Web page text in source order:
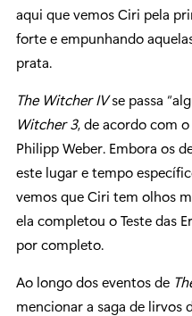
aqui que vemos Ciri pela
forte e empunhando
prata.
The Witcher IVse passa
Witcher 3, de acordo com
Philipp Weber. Embora os
este lugar e tempo
vemos que Ciri tem olhos
ela completou o Teste das
por completo.
Ao longo dos eventos de
mencionar a saga de lirvos